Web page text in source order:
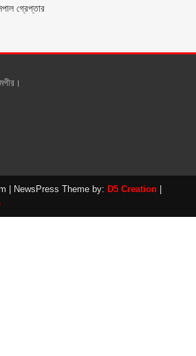
গ্রেপ্তার
| NewsPress Theme by: D5 Creation